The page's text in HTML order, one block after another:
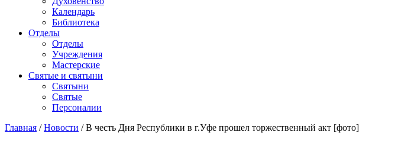
Календарь
Библиотека
Отделы
Отделы
Учреждения
Мастерские
Святые и святыни
Cвятыни
Cвятые
Персоналии
Главная /Новости /В честь Дня Республики в г.Уфе прошел торжественный акт [фото]